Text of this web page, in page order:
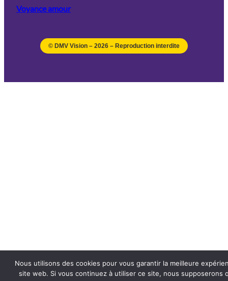
Voyance amour
© DMV Vision – 2026 – Reproduction interdite
Nous utilisons des cookies pour vous garantir la meilleure
site web. Si vous continuez à utiliser ce site, nous supposerons